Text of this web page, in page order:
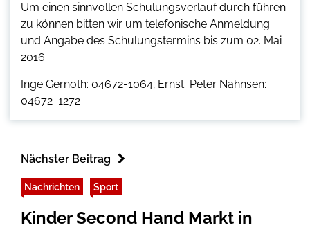
Um einen sinnvollen Schulungsverlauf durch führen
zu können bitten wir um telefonische Anmeldung
und Angabe des Schulungstermins bis zum 02. Mai
2016.
Inge Gernoth: 04672-1064; Ernst  Peter Nahnsen:
04672  1272
Nächster Beitrag
Nachrichten Sport
Kinder Second Hand Markt in